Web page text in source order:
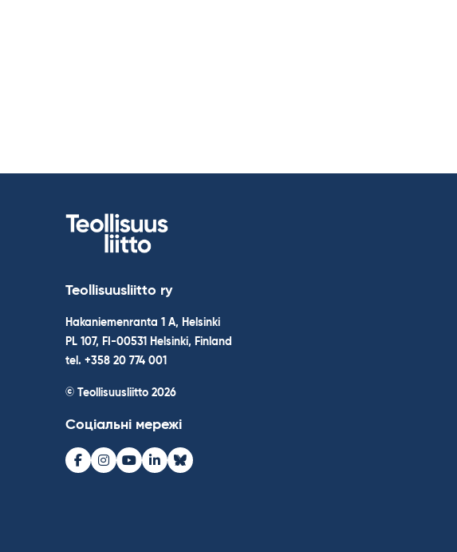
Teollisuusliitto ry
Hakaniemenranta 1 A, Helsinki
PL 107, FI-00531 Helsinki, Finland
tel. +358 20 774 001
© Teollisuusliitto 2026
Соціальні мережі
Facebook
Instagram
Youtube
LinkedInBluesky